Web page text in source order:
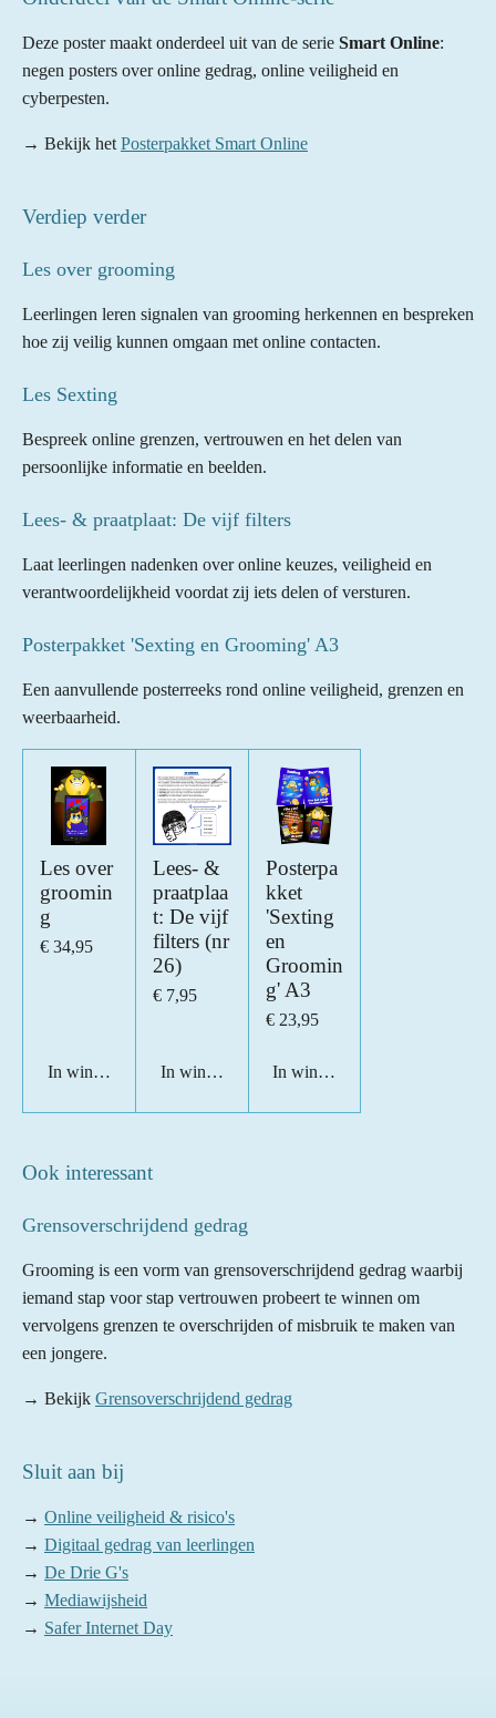
Deze poster maakt onderdeel uit van de serie Smart Online:
negen posters over online gedrag, online veiligheid en
cyberpesten.
→ Bekijk het Posterpakket Smart Online
Verdiep verder
Les over grooming
Leerlingen leren signalen van grooming herkennen en bespreken
hoe zij veilig kunnen omgaan met online contacten.
Les Sexting
Bespreek online grenzen, vertrouwen en het delen van
persoonlijke informatie en beelden.
Lees- & praatplaat: De vijf filters
Laat leerlingen nadenken over online keuzes, veiligheid en
verantwoordelijkheid voordat zij iets delen of versturen.
Posterpakket 'Sexting en Grooming' A3
Een aanvullende posterreeks rond online veiligheid, grenzen en
weerbaarheid.
Les over
groomin
g
€ 34,95
In winkelwagen
Lees- &
praatplaa
t: De vijf
filters (nr
26)
€ 7,95
In winkelwagen
Posterpa
kket
'Sexting
en
Groomin
g' A3
€ 23,95
In winkelwagen
Ook interessant
Grensoverschrijdend gedrag
Grooming is een vorm van grensoverschrijdend gedrag waarbij
iemand stap voor stap vertrouwen probeert te winnen om
vervolgens grenzen te overschrijden of misbruik te maken van
een jongere.
→ Bekijk Grensoverschrijdend gedrag
Sluit aan bij
→ Online veiligheid & risico's
→ Digitaal gedrag van leerlingen
→ De Drie G's
→ Mediawijsheid
→ Safer Internet Day